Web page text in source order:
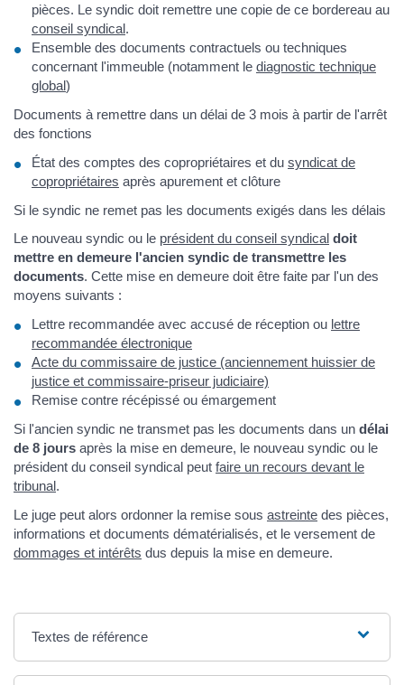
pièces. Le syndic doit remettre une copie de ce bordereau au
conseil syndical.
Ensemble des documents contractuels ou techniques
concernant l'immeuble (notamment le diagnostic technique
global)
Documents à remettre dans un délai de 3 mois à partir de l'arrêt
des fonctions
État des comptes des copropriétaires et du syndicat de
copropriétaires après apurement et clôture
Si le syndic ne remet pas les documents exigés dans les délais
Le nouveau syndic ou le président du conseil syndical doit
mettre en demeure l'ancien syndic de transmettre les
documents. Cette mise en demeure doit être faite par l'un des
moyens suivants :
Lettre recommandée avec accusé de réception ou lettre
recommandée électronique
Acte du commissaire de justice (anciennement huissier de
justice et commissaire-priseur judiciaire)
Remise contre récépissé ou émargement
Si l'ancien syndic ne transmet pas les documents dans un délai
de 8 jours après la mise en demeure, le nouveau syndic ou le
président du conseil syndical peut faire un recours devant le
tribunal.
Le juge peut alors ordonner la remise sous astreinte des pièces,
informations et documents dématérialisés, et le versement de
dommages et intérêts dus depuis la mise en demeure.
Textes de référence